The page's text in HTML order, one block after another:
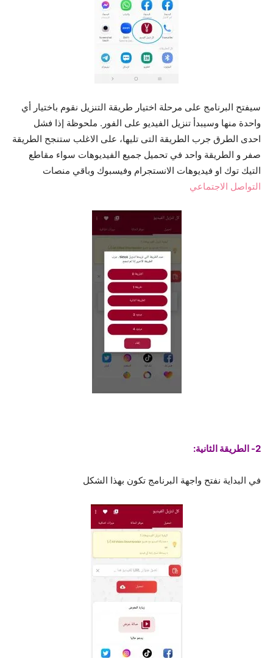
سيفتح البرنامج على مرحلة اختيار طريقة التنزيل نقوم باختيار أي
واحدة منها وسيبدأ تنزيل الفيديو على الفور. ملحوظة إذا فشل
احدى الطرق جرب الطريقة التى تليها، على الاغلب ستنجح الطريقة
صفر و الطريقة واحد في تحميل جميع الفيديوهات سواء مقاطع
التيك توك او فيديوهات الانستجرام وفيسبوك وباقي منصات
التواصل الاجتماعي
2- الطريقة الثانية:
في البداية نفتح واجهة البرنامج تكون بهذا الشكل